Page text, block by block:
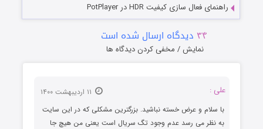
راهنمای فعال سازی کیفیت HDR در PotPlayer
۳۴ دیدگاه ارسال شده است
نمایش / مخفی کردن دیدگاه ها
علی :
با سلام و عرض خسته نباشید. بزرگترین مشکلی که در این سایت
به نظر می رسد عدم وجود تگ سریال است یعنی من هیچ جا